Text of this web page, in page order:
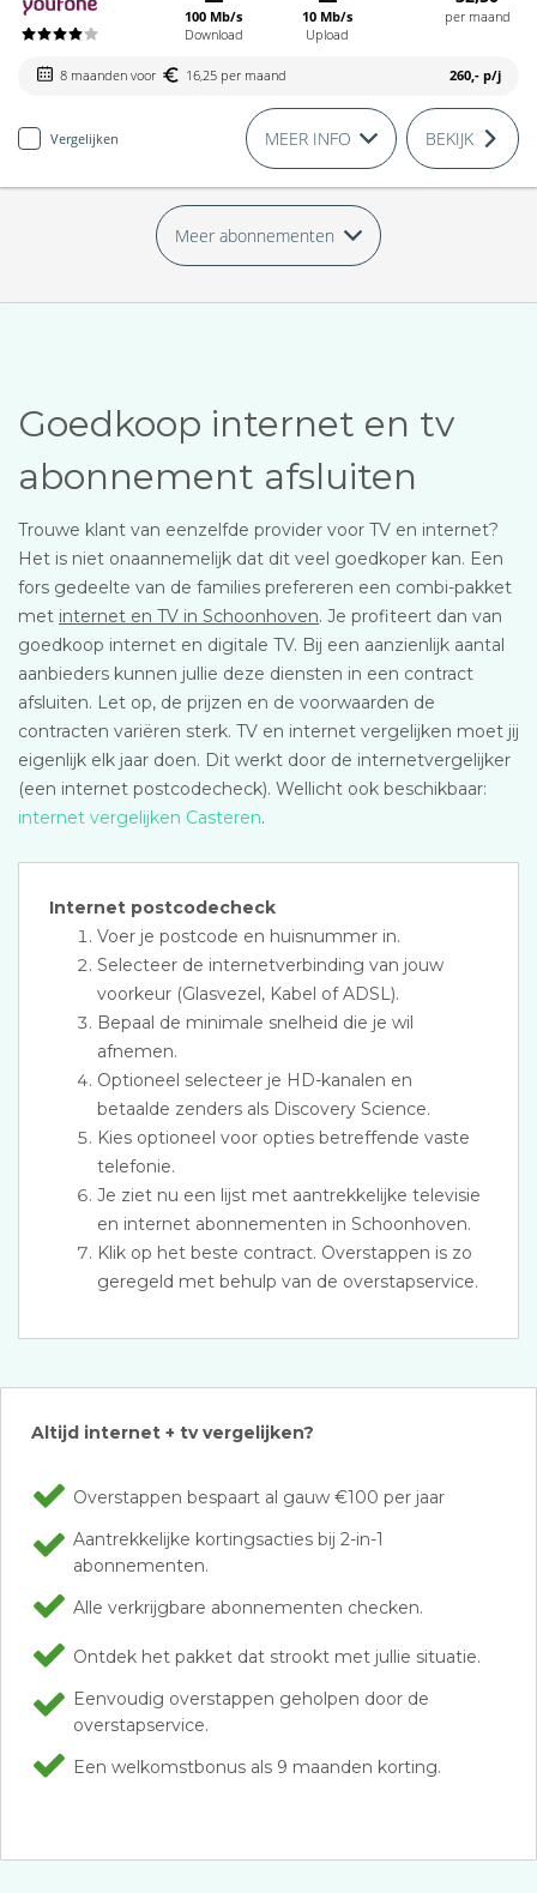
100 Mb/s
Download
10 Mb/s
Upload
per maand
8 maanden voor 16,25 per maand 260,- p/j
Vergelijken MEER INFO BEKIJK
Meer abonnementen
Goedkoop internet en tv
abonnement afsluiten
Trouwe klant van eenzelfde provider voor TV en internet?
Het is niet onaannemelijk dat dit veel goedkoper kan. Een
fors gedeelte van de families prefereren een combi-pakket
met internet en TV in Schoonhoven. Je profiteert dan van
goedkoop internet en digitale TV. Bij een aanzienlijk aantal
aanbieders kunnen jullie deze diensten in een contract
afsluiten. Let op, de prijzen en de voorwaarden de
contracten variëren sterk. TV en internet vergelijken moet jij
eigenlijk elk jaar doen. Dit werkt door de internetvergelijker
(een internet postcodecheck). Wellicht ook beschikbaar:
internet vergelijken Casteren.
Internet postcodecheck
Voer je postcode en huisnummer in.
Selecteer de internetverbinding van jouw
voorkeur (Glasvezel, Kabel of ADSL).
Bepaal de minimale snelheid die je wil
afnemen.
Optioneel selecteer je HD-kanalen en
betaalde zenders als Discovery Science.
Kies optioneel voor opties betreffende vaste
telefonie.
Je ziet nu een lijst met aantrekkelijke televisie
en internet abonnementen in Schoonhoven.
Klik op het beste contract. Overstappen is zo
geregeld met behulp van de overstapservice.
Altijd internet + tv vergelijken?
Overstappen bespaart al gauw €100 per jaar
Aantrekkelijke kortingsacties bij 2-in-1
abonnementen.
Alle verkrijgbare abonnementen checken.
Ontdek het pakket dat strookt met jullie situatie.
Eenvoudig overstappen geholpen door de
overstapservice.
Een welkomstbonus als 9 maanden korting.